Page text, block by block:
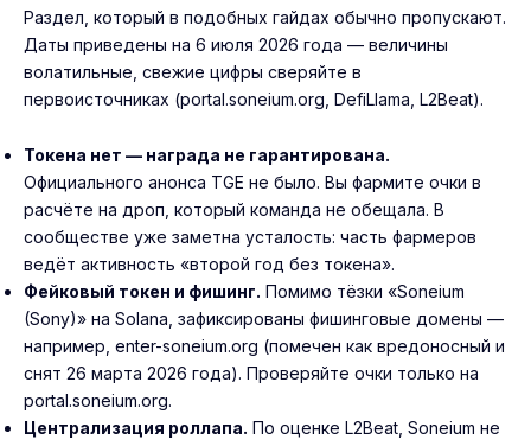
Раздел, который в подобных гайдах обычно пропускают.
Даты приведены на 6 июля 2026 года — величины
волатильные, свежие цифры сверяйте в
первоисточниках (portal.soneium.org, DefiLlama, L2Beat).
Токена нет — награда не гарантирована.
Официального анонса TGE не было. Вы фармите очки в
расчёте на дроп, который команда не обещала. В
сообществе уже заметна усталость: часть фармеров
ведёт активность «второй год без токена».
Фейковый токен и фишинг. Помимо тёзки «Soneium
(Sony)» на Solana, зафиксированы фишинговые домены —
например, enter-soneium.org (помечен как вредоносный и
снят 26 марта 2026 года). Проверяйте очки только на
portal.soneium.org.
Централизация роллапа. По оценке L2Beat, Soneium не